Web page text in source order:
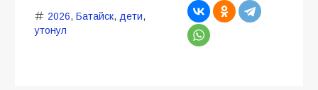
2026, Батайск, дети,
утонул